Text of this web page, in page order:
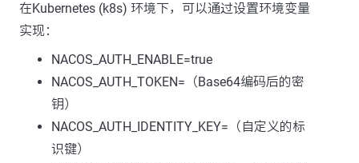
在Kubernetes (k8s) 环境下，可以通过设置环境变量
实现：
NACOS_AUTH_ENABLE=true
NACOS_AUTH_TOKEN=（Base64编码后的密
钥）
NACOS_AUTH_IDENTITY_KEY=（自定义的标
识键）